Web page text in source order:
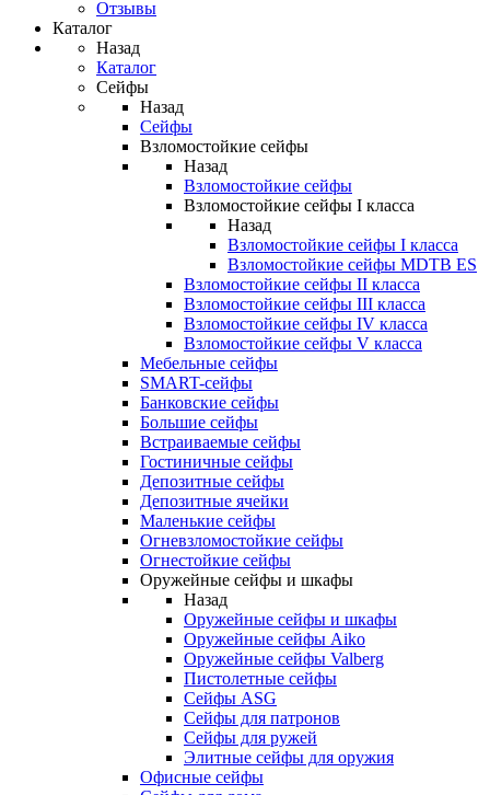
Отзывы
Каталог
Назад
Каталог
Сейфы
Назад
Сейфы
Взломостойкие сейфы
Назад
Взломостойкие сейфы
Взломостойкие сейфы I класса
Назад
Взломостойкие сейфы I класса
Взломостойкие сейфы MDTB ES
Взломостойкие сейфы II класса
Взломостойкие сейфы III класса
Взломостойкие сейфы IV класса
Взломостойкие сейфы V класса
Мебельные сейфы
SMART-сейфы
Банковские сейфы
Большие сейфы
Встраиваемые сейфы
Гостиничные сейфы
Депозитные сейфы
Депозитные ячейки
Маленькие сейфы
Огневзломостойкие сейфы
Огнестойкие сейфы
Оружейные сейфы и шкафы
Назад
Оружейные сейфы и шкафы
Оружейные сейфы Aiko
Оружейные сейфы Valberg
Пистолетные сейфы
Сейфы ASG
Сейфы для патронов
Сейфы для ружей
Элитные сейфы для оружия
Офисные сейфы